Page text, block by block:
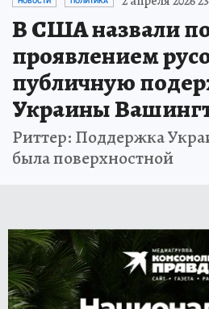
В США назвали
проявлением
публичную
Украины
Риттер: Поддержка
была поверхностной